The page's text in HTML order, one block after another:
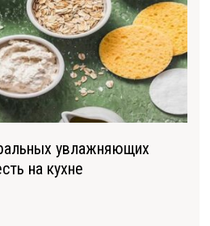
увлажняющих
на кухне